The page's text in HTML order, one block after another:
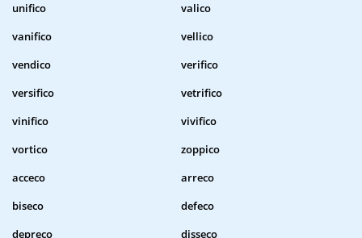
unifico
valico
vanifico
vellico
vendico
verifico
versifico
vetrifico
vinifico
vivifico
vortico
zoppico
acceco
arreco
biseco
defeco
depreco
disseco